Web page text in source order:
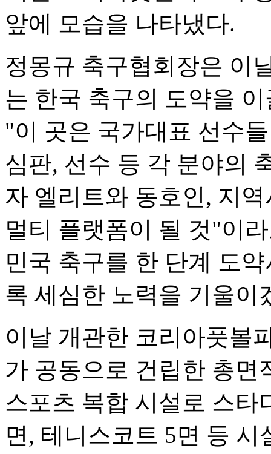
앞에 모습을 나타냈다.
정몽규 축구협회장은 이
는 한국 축구의 도약을
"이 곳은 국가대표 선수
심판, 선수 등 각 분야의
자 엘리트와 동호인, 지
멀티 플랫폼이 될 것"이
민국 축구를 한 단계 도
록 세심한 노력을 기울이
이날 개관한 코리아풋볼
가 공동으로 건립한 총면
스포츠 복합 시설로 스타
면, 테니스코트 5면 등